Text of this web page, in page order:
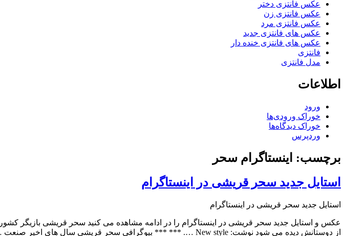
عکس فانتزی دختر
عکس فانتزی زن
عکس فانتزی مرد
عکس های فانتزی جدید
عکس های فانتزی خنده دار
فانتزی
مدل فانتزی
اطلاعات
ورود
خوراک ورودی‌ها
خوراک دیدگاه‌ها
وردپرس
برچسب: اینستاگرام سحر
استایل جدید سحر قریشی در اینستاگرام
استایل جدید سحر قریشی در اینستاگرام
از دوستانش دیده می شود نوشت: New style …. *** *** بیوگرافی سحر قریشی سال های اخیر صنعت …